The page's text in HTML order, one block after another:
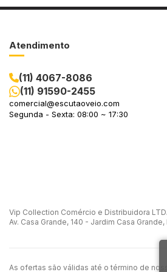
Atendimento
(11) 4067-8086
(11) 91590-2455
comercial@escutaoveio.com
Segunda - Sexta: 08:00 ~ 17:30
Vip Collection Comércio e Distribuidora
Av. Casa Grande, 140 - Jardim Casa
As ofertas são válidas até o término de